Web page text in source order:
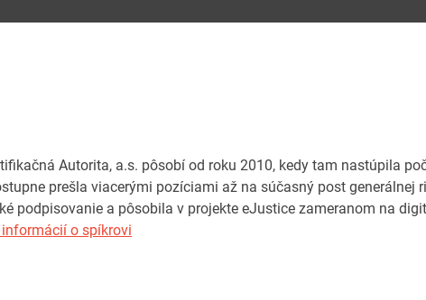
Autorita, a.s. pôsobí od roku 2010, kedy tam nastúpila
prešla viacerými pozíciami až na súčasný post generálnej
podpisovanie a pôsobila v projekte eJustice zameranom na
o spíkrovi